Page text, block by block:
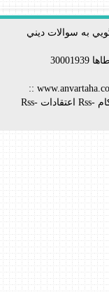
به سوالات ديني
30001939
::
-Rss اعتقادات -
Rss